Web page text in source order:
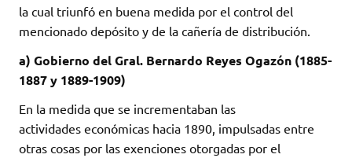
la cual triunfó en buena medida por el control del
mencionado depósito y de la cañería de distribución.
a) Gobierno del Gral. Bernardo Reyes Ogazón (1885-
1887 y 1889-1909)
En la medida que se incrementaban las
actividades económicas hacia 1890, impulsadas entre
otras cosas por las exenciones otorgadas por el